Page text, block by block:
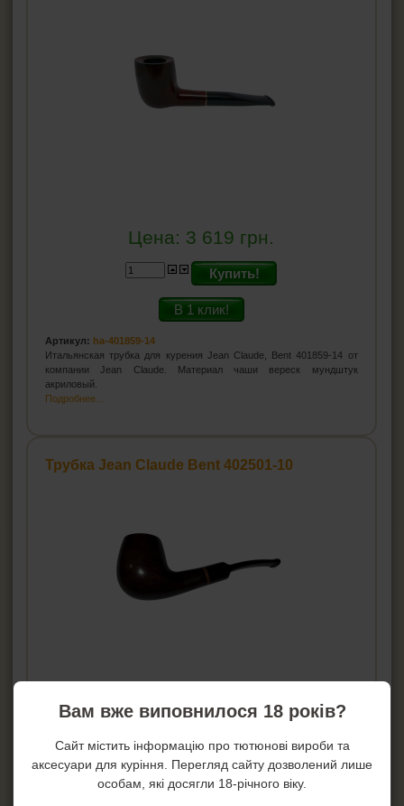
Цена: 3 619 грн.
Купить!
В 1 клик!
Артикул: ha-401859-14
Итальянская трубка для курения Jean Claude, Bent 401859-14 от
компании Jean Claude. Материал чаши вереск мундштук
акриловый.
Подробнее...
Трубка Jean Claude Bent 402501-10
Цена:3 290грн.
Купить!
В 1 клик!
Вам вже виповнилося 18 років?
Сайт містить інформацію про тютюнові вироби та
аксесуари для куріння. Перегляд сайту дозволений лише
особам, які досягли 18-річного віку.